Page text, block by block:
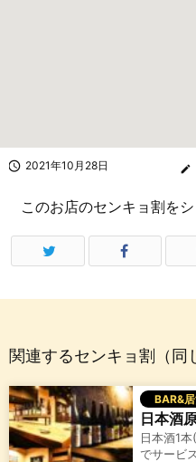
 2021年10月28日 
このお店のセンキョ割をシ
関連するセンキョ割（同
BAR&
日本酒
日本酒1
でサービス